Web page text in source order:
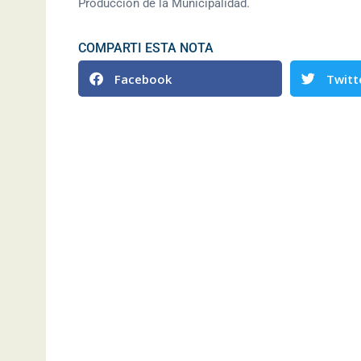
Producción de la Municipalidad.
COMPARTI ESTA NOTA
Facebook